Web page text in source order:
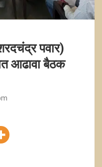
पवार)
आढावा बैठक